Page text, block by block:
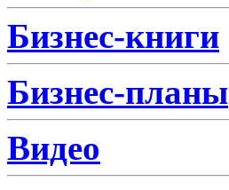
Бизнес-книги
Бизнес-планы
Видео